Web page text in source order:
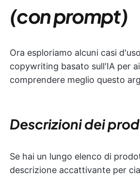
(con prompt)
Ora esploriamo alcuni casi
copywriting basato sull'IA per
comprendere meglio questo
Descrizioni dei
Se hai un lungo elenco di
descrizione accattivante per